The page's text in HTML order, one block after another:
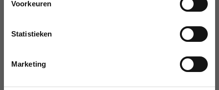
Voorkeuren
Statistieken
Marketing
Jachthavenweg 109H